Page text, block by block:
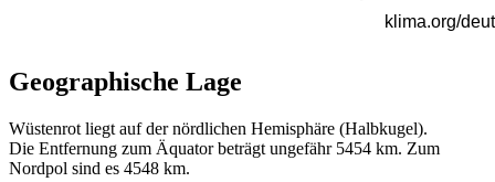
Geographische Lage
Wüstenrot liegt auf der nördlichen Hemisphäre (Halbkugel).
Die Entfernung zum Äquator beträgt ungefähr 5454 km. Zum
Nordpol sind es 4548 km.